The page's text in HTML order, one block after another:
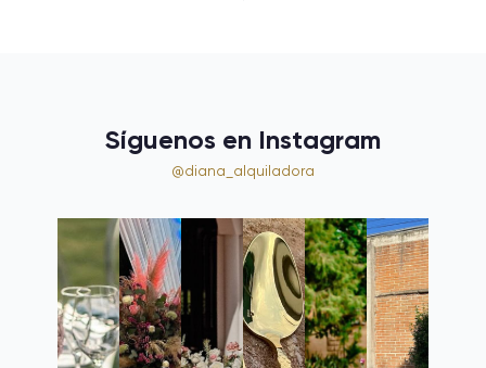
Síguenos en Instagram
@diana_alquiladora